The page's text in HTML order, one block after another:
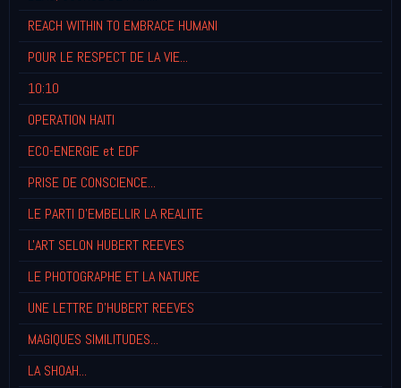
REACH WITHIN TO EMBRACE HUMANI
POUR LE RESPECT DE LA VIE...
10:10
OPERATION HAITI
ECO-ENERGIE et EDF
PRISE DE CONSCIENCE...
LE PARTI D'EMBELLIR LA REALITE
L'ART SELON HUBERT REEVES
LE PHOTOGRAPHE ET LA NATURE
UNE LETTRE D'HUBERT REEVES
MAGIQUES SIMILITUDES...
LA SHOAH...